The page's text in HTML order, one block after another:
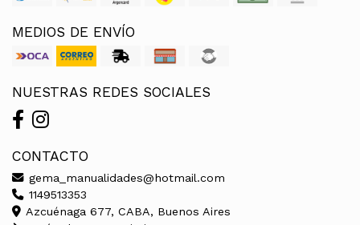
MEDIOS DE ENVÍO
NUESTRAS REDES SOCIALES
CONTACTO
gema_manualidades@hotmail.com
1149513353
Azcuénaga 677, CABA, Buenos Aires